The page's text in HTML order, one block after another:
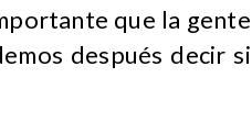
que la gente
después decir si